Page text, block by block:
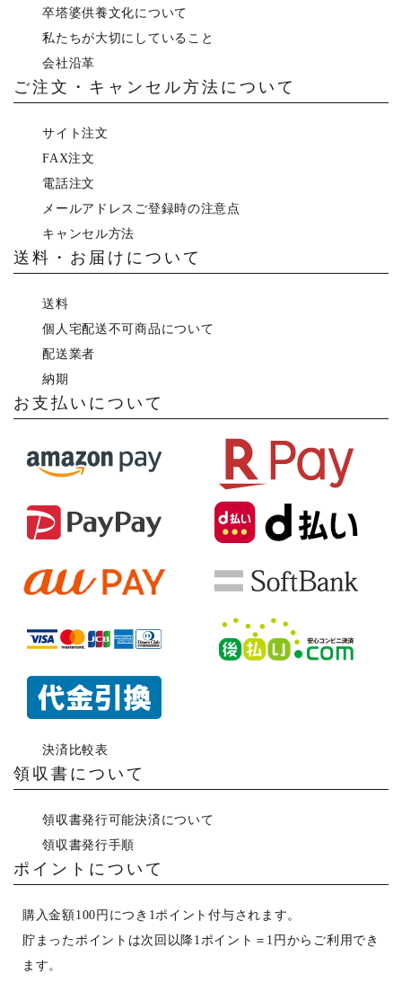
卒塔婆供養文化について
私たちが大切にしていること
会社沿革
ご注文・キャンセル方法について
サイト注文
FAX注文
電話注文
メールアドレスご登録時の注意点
キャンセル方法
送料・お届けについて
送料
個人宅配送不可商品について
配送業者
納期
お支払いについて
決済比較表
領収書について
領収書発行可能決済について
領収書発行手順
ポイントについて
購入金額100円につき1ポイント付与されます。
貯まったポイントは次回以降1ポイント＝1円からご利用でき
ます。